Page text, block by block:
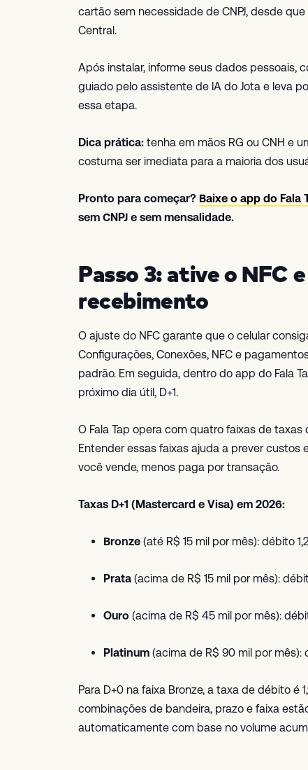
cartão sem necessidade de CNPJ, desde
Central.
Após instalar, informe seus dados pessoais,
guiado pelo assistente de IA do Jota e leva
essa etapa.
Dica prática: tenha em mãos RG ou CNH e
costuma ser imediata para a maioria dos
Pronto para começar? Baixe o app do Fala
sem CNPJ e sem mensalidade.
Passo 3: ative o NFC
recebimento
O ajuste do NFC garante que o celular
Configurações, Conexões, NFC e
padrão. Em seguida, dentro do app do Fala
próximo dia útil, D+1.
O Fala Tap opera com quatro faixas de
Entender essas faixas ajuda a prever
você vende, menos paga por transação.
Taxas D+1 (Mastercard e Visa) em 2026:
Bronze (até R$ 15 mil por mês): débito
Prata (acima de R$ 15 mil por mês):
Ouro (acima de R$ 45 mil por mês):
Platinum (acima de R$ 90 mil por mês):
Para D+0 na faixa Bronze, a taxa de débito é
combinações de bandeira, prazo e faixa
automaticamente com base no volume